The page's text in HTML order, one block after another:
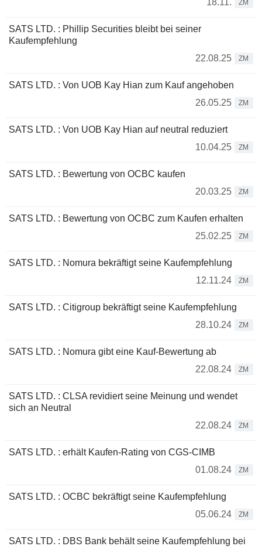
18.11. ZM
SATS LTD. : Phillip Securities bleibt bei seiner
Kaufempfehlung
22.08.25
ZM
SATS LTD. : Von UOB Kay Hian zum Kauf angehoben
26.05.25
ZM
SATS LTD. : Von UOB Kay Hian auf neutral reduziert
10.04.25
ZM
SATS LTD. : Bewertung von OCBC kaufen
20.03.25
ZM
SATS LTD. : Bewertung von OCBC zum Kaufen erhalten
25.02.25
ZM
SATS LTD. : Nomura bekräftigt seine Kaufempfehlung
12.11.24
ZM
SATS LTD. : Citigroup bekräftigt seine Kaufempfehlung
28.10.24
ZM
SATS LTD. : Nomura gibt eine Kauf-Bewertung ab
22.08.24
ZM
SATS LTD. : CLSA revidiert seine Meinung und wendet
sich an Neutral
22.08.24
ZM
SATS LTD. : erhält Kaufen-Rating von CGS-CIMB
01.08.24
ZM
SATS LTD. : OCBC bekräftigt seine Kaufempfehlung
05.06.24
ZM
SATS LTD. : DBS Bank behält seine Kaufempfehlung bei